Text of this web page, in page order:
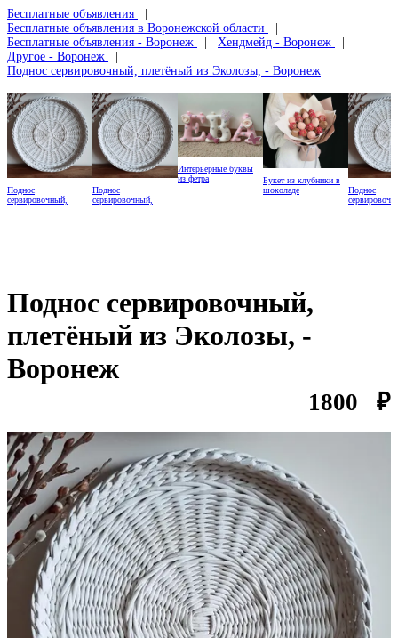
Бесплатные объявления
Бесплатные объявления в Воронежской области
Бесплатные объявления - Воронеж
Хендмейд - Воронеж
Другое - Воронеж
Поднос сервировочный, плетёный из Эколозы, - Воронеж
Поднос
сервировочный,
Поднос
сервировочный,
Интерьерные буквы
из фетра
Букет из клубники в
шоколаде
Поднос
Поднос сервировочный,
плетёный из Эколозы, -
Воронеж
1800 ₽